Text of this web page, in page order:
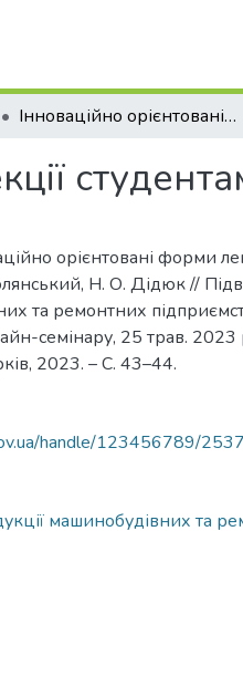
Інноваційно орієнтовані форми лекції студентам старших курсів
орієнтовані форми
Н. О. Дідюк //
та ремонтних
семінару, 25 трав. 2023
2023. – С. 43–44.
handle/123456789/
машинобудівних та